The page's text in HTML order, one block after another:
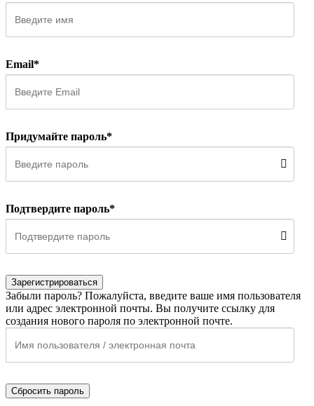
Email*
Придумайте пароль*
Подтвердите пароль*
Зарегистрироваться
Забыли пароль? Пожалуйста, введите ваше имя пользователя
или адрес электронной почты. Вы получите ссылку для
создания нового пароля по электронной почте.
Сбросить пароль